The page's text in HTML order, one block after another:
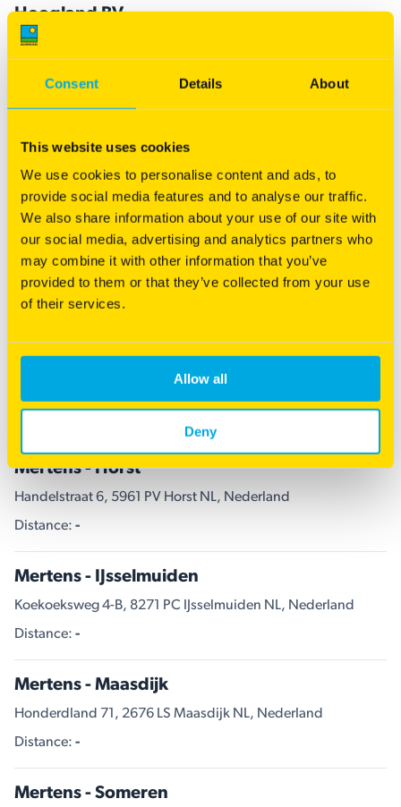
Consent Details About
This website uses cookies
We use cookies to personalise content and ads, to
provide social media features and to analyse our traffic.
We also share information about your use of our site with
our social media, advertising and analytics partners who
may combine it with other information that you’ve
provided to them or that they’ve collected from your use
of their services.
Allow all
Deny
Hoogland BV
Neptunusweg 3, 8938 AA Leeuwarden NL, Nederland
Burgemeester J.G. Legroweg 80, 9761 TD Eelde NL,
Nederland
Distance:-
Johan Schuitema
Zandtangerweg 46, 9584 AL Mussel NL, Nederland
Distance:-
Kuypers graszoden
Mertens - Horst
Handelstraat 6, 5961 PV Horst NL, Nederland
Distance: -
Mertens - IJsselmuiden
Koekoeksweg 4-B, 8271 PC IJsselmuiden NL, Nederland
Distance: -
Mertens - Maasdijk
Honderdland 71, 2676 LS Maasdijk NL, Nederland
Distance: -
Mertens - Someren